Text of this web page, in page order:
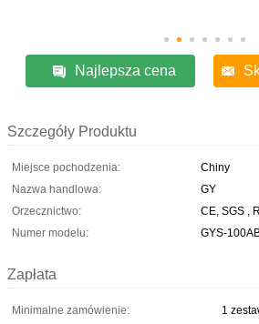
Najlepsza cena
Szczegóły Produktu
Miejsce pochodzenia:
Chiny
Nazwa handlowa:
GY
Orzecznictwo:
CE, SGS ,
Numer modelu:
GYS-
Zapłata
Minimalne zamówienie:
1